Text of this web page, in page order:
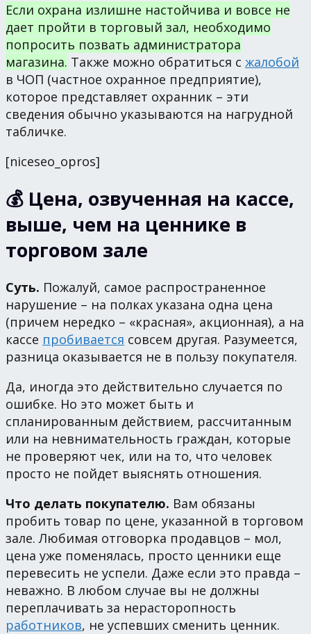
Если охрана излишне настойчива и вовсе не
дает пройти в торговый зал, необходимо
попросить позвать администратора
магазина. Также можно обратиться с жалобой
в ЧОП (частное охранное предприятие),
которое представляет охранник – эти
сведения обычно указываются на нагрудной
табличке.
[niceseo_opros]
💰 Цена, озвученная на кассе,
выше, чем на ценнике в
торговом зале
Суть. Пожалуй, самое распространенное
нарушение – на полках указана одна цена
(причем нередко – «красная», акционная), а на
кассе пробивается совсем другая. Разумеется,
разница оказывается не в пользу покупателя.
Да, иногда это действительно случается по
ошибке. Но это может быть и
спланированным действием, рассчитанным
или на невнимательность граждан, которые
не проверяют чек, или на то, что человек
просто не пойдет выяснять отношения.
Что делать покупателю. Вам обязаны
пробить товар по цене, указанной в торговом
зале. Любимая отговорка продавцов – мол,
цена уже поменялась, просто ценники еще
перевесить не успели. Даже если это правда –
неважно. В любом случае вы не должны
переплачивать за нерасторопность
работников, не успевших сменить ценник.